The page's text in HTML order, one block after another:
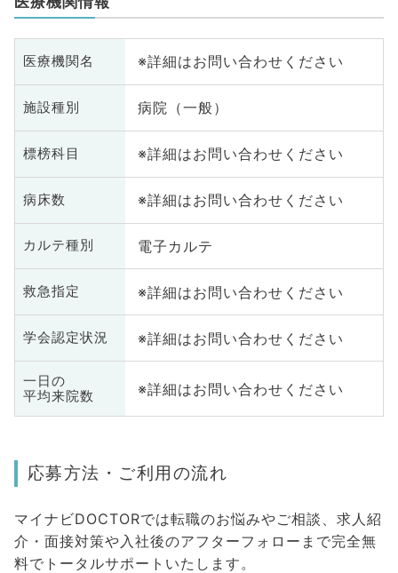
医療機関名 ※詳細はお問い合わせください
施設種別 病院（一般）
標榜科目 ※詳細はお問い合わせください
病床数 ※詳細はお問い合わせください
カルテ種別 電子カルテ
救急指定 ※詳細はお問い合わせください
学会認定状況 ※詳細はお問い合わせください
一日の
平均来院数
※詳細はお問い合わせください
応募方法・ご利用の流れ
マイナビDOCTORでは転職のお悩みやご相談、求人紹
介・面接対策や入社後のアフターフォローまで完全無
料でトータルサポートいたします。